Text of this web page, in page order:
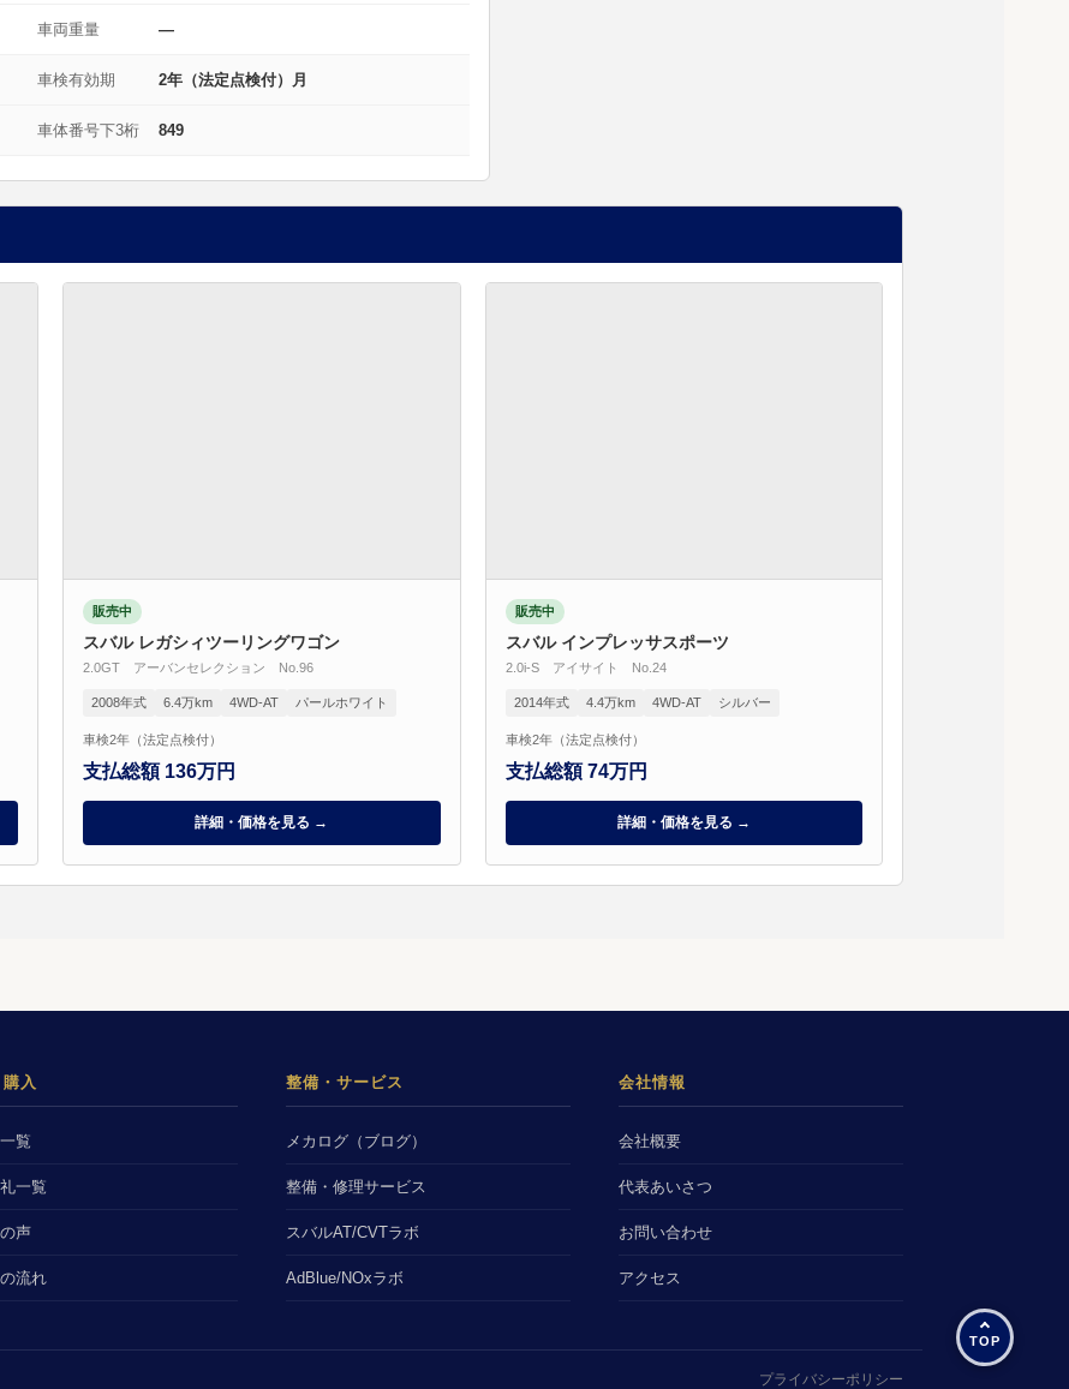
車両重量 —
車検有効期 2年（法定点検付）月
車体番号下3桁 849
販売中
スバル レガシィツーリングワゴン
2.0GT アーバンセレクション No.96
2008年式 6.4万km 4WD-AT パールホワイト
車検2年（法定点検付）
支払総額 136万円
詳細・価格を見る →
販売中
スバル インプレッサスポーツ
2.0i-S アイサイト No.24
2014年式 4.4万km 4WD-AT シルバー
車検2年（法定点検付）
支払総額 74万円
詳細・価格を見る →
入
覧
一覧
声
流れ
整備・サービス
メカログ（ブログ）
整備・修理サービス
スバルAT/CVTラボ
AdBlue/NOxラボ
会社情報
会社概要
代表あいさつ
お問い合わせ
アクセス
プライバシーポリシー